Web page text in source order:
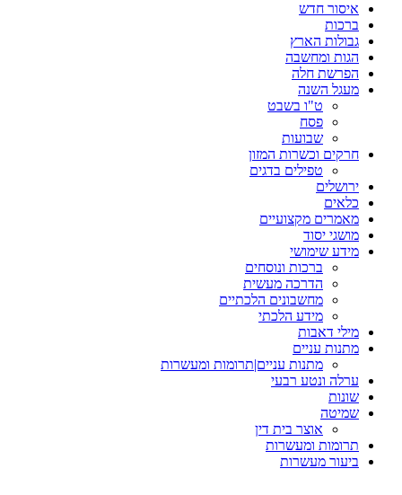
איסור חדש
ברכות
גבולות הארץ
הגות ומחשבה
הפרשת חלה
מעגל השנה
ט"ו בשבט
פסח
שבועות
חרקים וכשרות המזון
טפילים בדגים
ירושלים
כלאים
מאמרים מקצועיים
מושגי יסוד
מידע שימושי
ברכות ונוסחים
הדרכה מעשית
מחשבונים הלכתיים
מידע הלכתי
מילי דאבות
מתנות עניים
מתנות עניים|תרומות ומעשרות
ערלה ונטע רבעי
שונות
שמיטה
אוצר בית דין
תרומות ומעשרות
ביעור מעשרות